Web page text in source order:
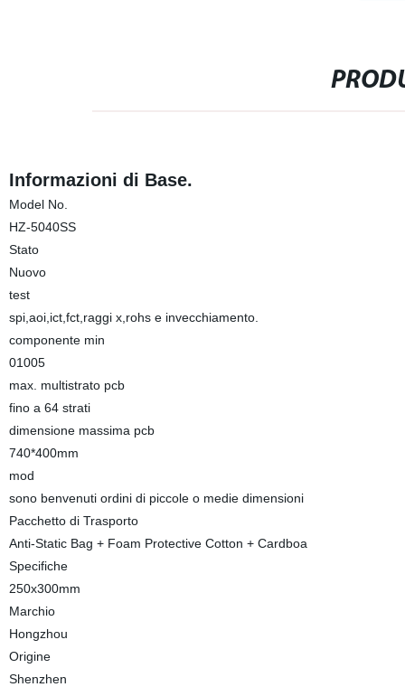
Informazioni di Base.
Model No.
HZ-5040SS
Stato
Nuovo
test
spi,aoi,ict,fct,raggi x,rohs e invecchiamento.
componente min
01005
max. multistrato pcb
fino a 64 strati
dimensione massima pcb
740*400mm
mod
sono benvenuti ordini di piccole o medie dimensioni
Pacchetto di Trasporto
Anti-Static Bag + Foam Protective Cotton + Cardboa
Specifiche
250x300mm
Marchio
Hongzhou
Origine
Shenzhen